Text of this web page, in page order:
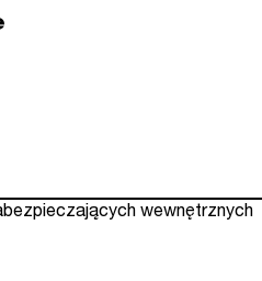
wewnętrznych